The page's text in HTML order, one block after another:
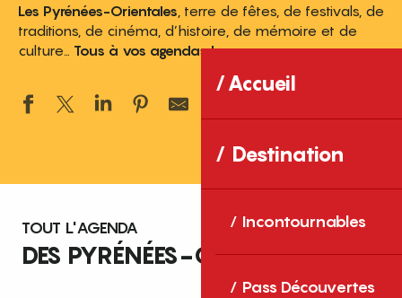
Accueil
Destination
Incontournables
Pass Découvertes
Les Pyrénées-Orientales , terre de fêtes, de festivals, de
traditions, de cinéma, d’histoire, de mémoire et de
culture… Tous à vos agendas !
TOUT L'AGENDA
DES PYRÉNÉES-ORIENTALES